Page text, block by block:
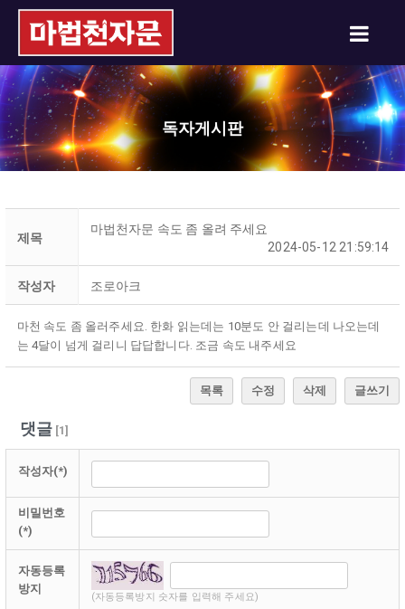
독자게시판
제목
마법천자문 속도 좀 올려 주세요
2024-05-12 21:59:14
작성자 조로아크
마천 속도 좀 올러주세요. 한화 읽는데는 10분도 안 걸리는데 나오는데
는 4달이 넘게 걸리니 답답합니다. 조금 속도 내주세요
목록 수정 삭제 글쓰기
댓글[1]
작성자(*)
비밀번호
(*)
자동등록
방지
(자동등록방지 숫자를 입력해 주세요)